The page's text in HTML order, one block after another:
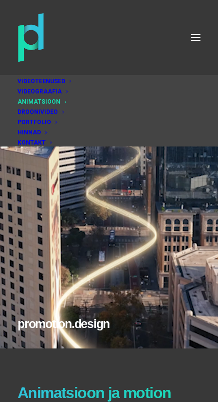
VIDEOTEENUSED
VIDEOGRAAFIA
ANIMATSIOON
DROONIVIDEO
PORTFOLIO
HINNAD
KONTAKT
promotion.design
Animatsioon ja motion